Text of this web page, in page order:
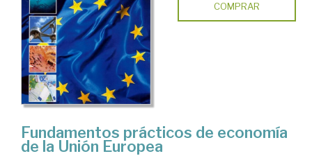
COMPRAR
Fundamentos prácticos de economía
de la Unión Europea